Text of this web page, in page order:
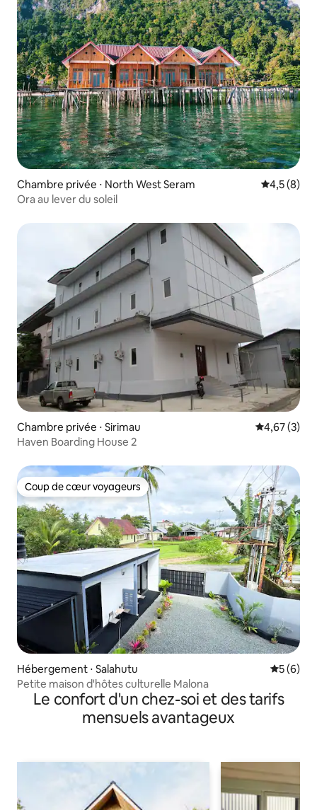
Chambre privée ⋅ North West Seram Évaluation
4,5 (8)
Ora au lever du soleil
Chambre privée ⋅ Sirimau Évaluation
4,67 (3)
Haven Boarding House 2
Coup de cœur voyageurs
Coup de cœur voyageurs
Hébergement ⋅ Salahutu
5 (6)
Petite maison d'hôtes culturelle Malona
Le confort d'un chez-soi et des tarifs
mensuels avantageux